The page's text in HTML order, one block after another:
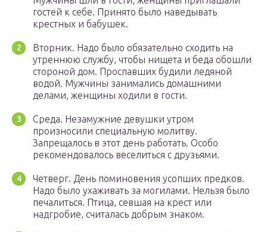
гостей к себе. Принято было наведывать
крестных и бабушек.
Вторник. Надо было обязательно сходить на
утреннюю службу, чтобы нищета и беда обошли
стороной дом. Проспавших будили ледяной
водой. Мужчины занимались домашними
делами, женщины ходили в гости.
Среда. Незамужние девушки утром
произносили специальную молитву.
Запрещалось в этот день работать. Особо
рекомендовалось веселиться с друзьями.
Четверг. День поминовения усопших предков.
Надо было ухаживать за могилами. Нельзя было
печалиться. Птица, севшая на крест или
надгробие, считалась добрым знаком.